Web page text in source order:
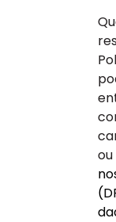
ou